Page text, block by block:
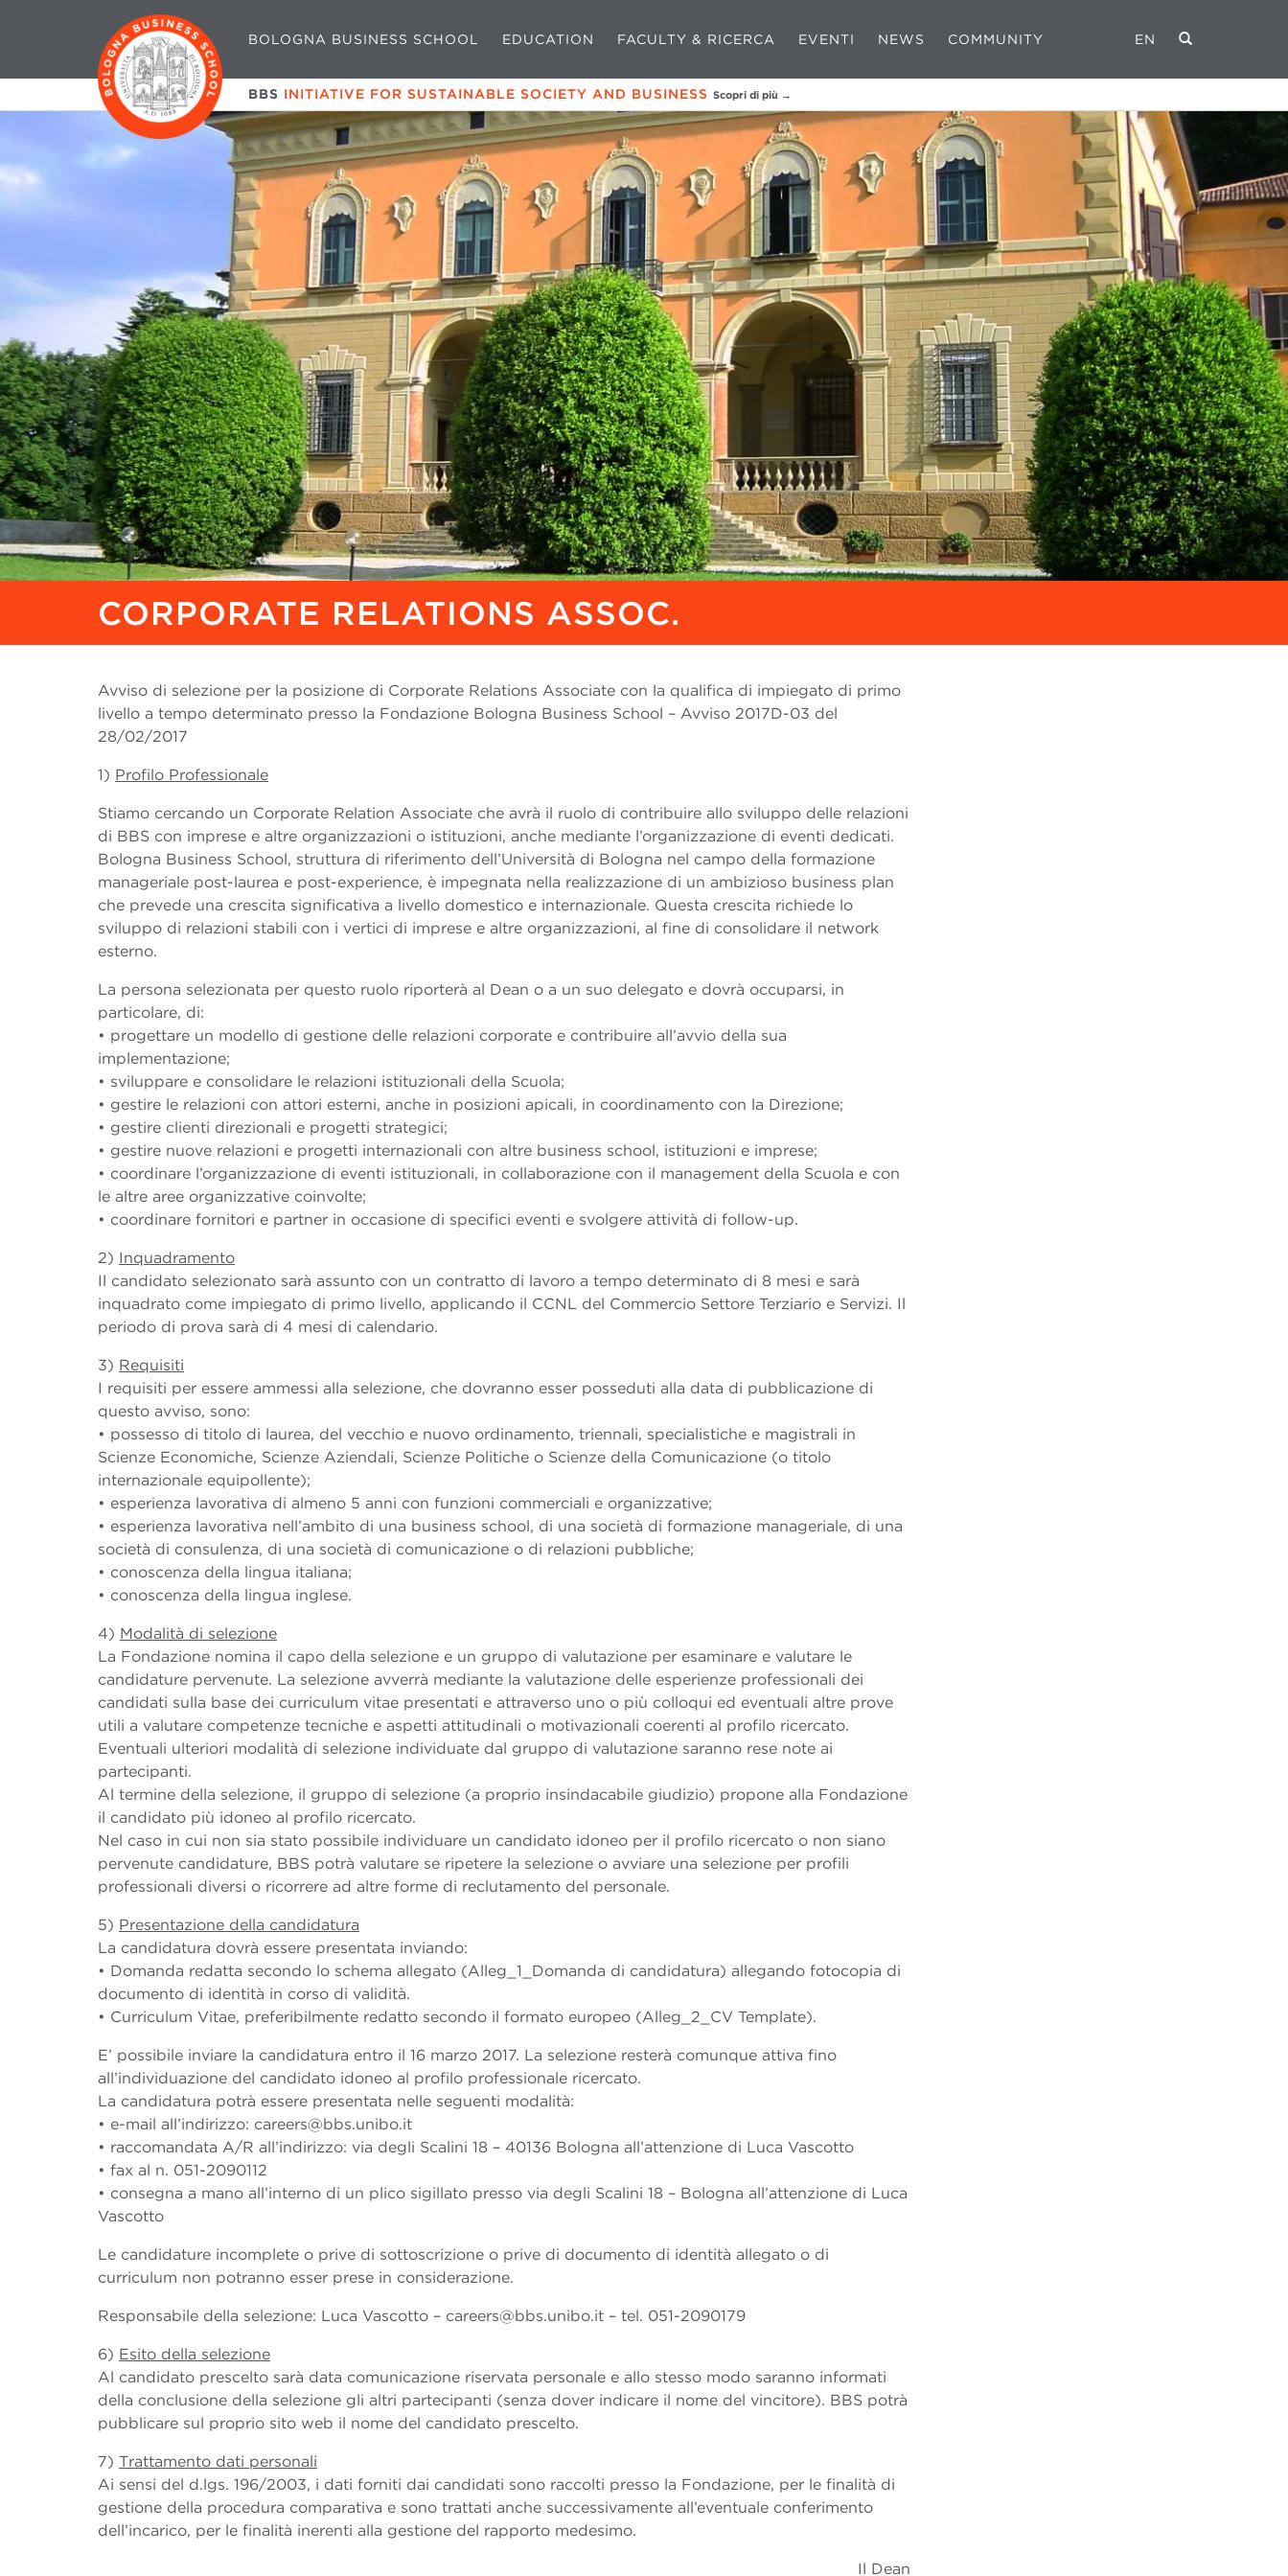
BOLOGNA BUSINESS SCHOOL EDUCATION FACULTY & RICERCA EVENTI NEWS COMMUNITY EN
BBS INITIATIVE FOR SUSTAINABLE SOCIETY AND BUSINESS Scopri di più →
CORPORATE RELATIONS ASSOC.
Avviso di selezione per la posizione di Corporate Relations Associate con la qualifica di impiegato di primo
livello a tempo determinato presso la Fondazione Bologna Business School – Avviso 2017D-03 del
28/02/2017
1) Profilo Professionale
Stiamo cercando un Corporate Relation Associate che avrà il ruolo di contribuire allo sviluppo delle relazioni
di BBS con imprese e altre organizzazioni o istituzioni, anche mediante l’organizzazione di eventi dedicati.
Bologna Business School, struttura di riferimento dell’Università di Bologna nel campo della formazione
manageriale post-laurea e post-experience, è impegnata nella realizzazione di un ambizioso business plan
che prevede una crescita significativa a livello domestico e internazionale. Questa crescita richiede lo
sviluppo di relazioni stabili con i vertici di imprese e altre organizzazioni, al fine di consolidare il network
esterno.
La persona selezionata per questo ruolo riporterà al Dean o a un suo delegato e dovrà occuparsi, in
particolare, di:
• progettare un modello di gestione delle relazioni corporate e contribuire all’avvio della sua
implementazione;
• sviluppare e consolidare le relazioni istituzionali della Scuola;
• gestire le relazioni con attori esterni, anche in posizioni apicali, in coordinamento con la Direzione;
• gestire clienti direzionali e progetti strategici;
• gestire nuove relazioni e progetti internazionali con altre business school, istituzioni e imprese;
• coordinare l’organizzazione di eventi istituzionali, in collaborazione con il management della Scuola e con
le altre aree organizzative coinvolte;
• coordinare fornitori e partner in occasione di specifici eventi e svolgere attività di follow-up.
2) Inquadramento
Il candidato selezionato sarà assunto con un contratto di lavoro a tempo determinato di 8 mesi e sarà
inquadrato come impiegato di primo livello, applicando il CCNL del Commercio Settore Terziario e Servizi. Il
periodo di prova sarà di 4 mesi di calendario.
3) Requisiti
I requisiti per essere ammessi alla selezione, che dovranno esser posseduti alla data di pubblicazione di
questo avviso, sono:
• possesso di titolo di laurea, del vecchio e nuovo ordinamento, triennali, specialistiche e magistrali in
Scienze Economiche, Scienze Aziendali, Scienze Politiche o Scienze della Comunicazione (o titolo
internazionale equipollente);
• esperienza lavorativa di almeno 5 anni con funzioni commerciali e organizzative;
• esperienza lavorativa nell’ambito di una business school, di una società di formazione manageriale, di una
società di consulenza, di una società di comunicazione o di relazioni pubbliche;
• conoscenza della lingua italiana;
• conoscenza della lingua inglese.
4) Modalità di selezione
La Fondazione nomina il capo della selezione e un gruppo di valutazione per esaminare e valutare le
candidature pervenute. La selezione avverrà mediante la valutazione delle esperienze professionali dei
candidati sulla base dei curriculum vitae presentati e attraverso uno o più colloqui ed eventuali altre prove
utili a valutare competenze tecniche e aspetti attitudinali o motivazionali coerenti al profilo ricercato.
Eventuali ulteriori modalità di selezione individuate dal gruppo di valutazione saranno rese note ai
partecipanti.
Al termine della selezione, il gruppo di selezione (a proprio insindacabile giudizio) propone alla Fondazione
il candidato più idoneo al profilo ricercato.
Nel caso in cui non sia stato possibile individuare un candidato idoneo per il profilo ricercato o non siano
pervenute candidature, BBS potrà valutare se ripetere la selezione o avviare una selezione per profili
professionali diversi o ricorrere ad altre forme di reclutamento del personale.
5) Presentazione della candidatura
La candidatura dovrà essere presentata inviando:
• Domanda redatta secondo lo schema allegato (Alleg_1_Domanda di candidatura) allegando fotocopia di
documento di identità in corso di validità.
• Curriculum Vitae, preferibilmente redatto secondo il formato europeo (Alleg_2_CV Template).
E’ possibile inviare la candidatura entro il 16 marzo 2017. La selezione resterà comunque attiva fino
all’individuazione del candidato idoneo al profilo professionale ricercato.
La candidatura potrà essere presentata nelle seguenti modalità:
• e-mail all’indirizzo: careers@bbs.unibo.it
• raccomandata A/R all’indirizzo: via degli Scalini 18 – 40136 Bologna all’attenzione di Luca Vascotto
• fax al n. 051-2090112
• consegna a mano all’interno di un plico sigillato presso via degli Scalini 18 – Bologna all’attenzione di Luca
Vascotto
Le candidature incomplete o prive di sottoscrizione o prive di documento di identità allegato o di
curriculum non potranno esser prese in considerazione.
Responsabile della selezione: Luca Vascotto – careers@bbs.unibo.it – tel. 051-2090179
6) Esito della selezione
Al candidato prescelto sarà data comunicazione riservata personale e allo stesso modo saranno informati
della conclusione della selezione gli altri partecipanti (senza dover indicare il nome del vincitore). BBS potrà
pubblicare sul proprio sito web il nome del candidato prescelto.
7) Trattamento dati personali
Ai sensi del d.lgs. 196/2003, i dati forniti dai candidati sono raccolti presso la Fondazione, per le finalità di
gestione della procedura comparativa e sono trattati anche successivamente all’eventuale conferimento
dell’incarico, per le finalità inerenti alla gestione del rapporto medesimo.
Il Dean